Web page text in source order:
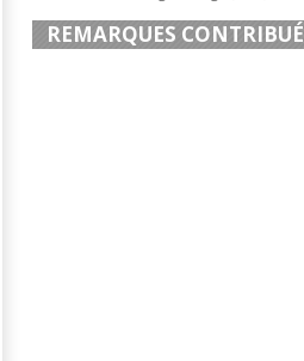
REMARQUES CONTRIBUÉ